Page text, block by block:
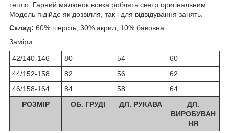
тепло. Гарний малюнок вовка роблять светр оригінальним.
Модель підійде як дозвілля, так і для відвідування занять.
Склад: 60% шерсть, 30% акрил, 10% бавовна
Заміри
42/140-146 80 54
60
44/152-158
82 56
62
46/158-164
84 58
64
РОЗМІР
ОБ. ГРУДІ ДЛ. РУКАВА
ДЛ.
ВИРОБУВАН
НЯ